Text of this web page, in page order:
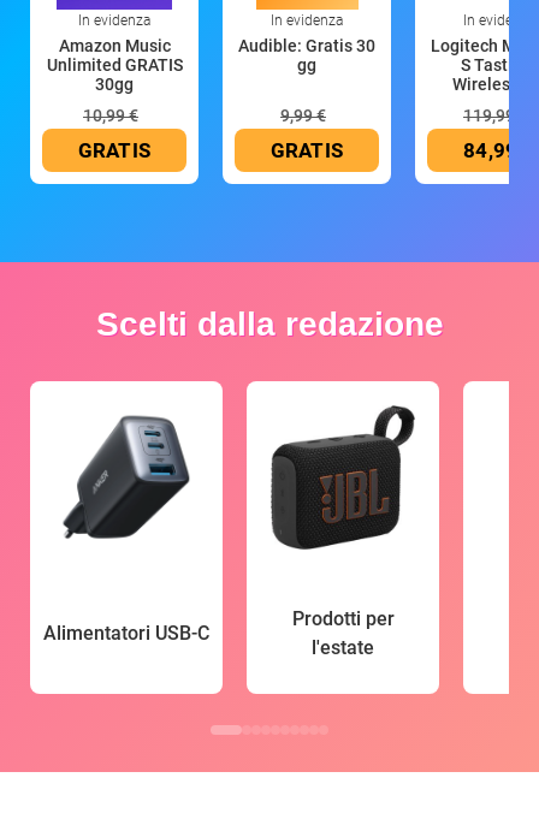
In evidenza
Amazon Music
Unlimited GRATIS
30gg
10,99 €
GRATIS
In evidenza
Audible: Gratis 30
gg
9,99 €
GRATIS
In evidenza
Logitech MX
S Tastiera
Wireless
119,99 €
84,99 €
Scelti dalla redazione
Alimentatori USB-C
Prodotti per
l'estate